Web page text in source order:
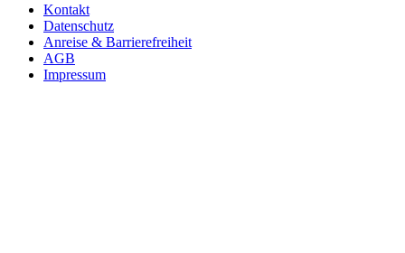
Kontakt
Datenschutz
Anreise & Barrierefreiheit
AGB
Impressum